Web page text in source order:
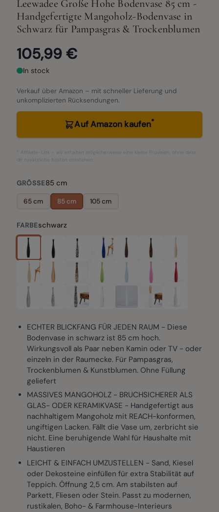
Leewadee Große Hohe Bodenvase 85 cm -
Handgefertigte Mangoholz-Bodenvase in
Schwarz für Pampasgras & Trockenblumen
105,99 €
In stock
Verkauf über Amazon – mit schneller Lieferung und
unkomplizierten Rücksendungen.
Auf Amazon kaufen*
* Affiliate-Link – wir erhalten möglicherweise eine kleine Provision, ohne dass
dir zusätzliche Kosten entstehen.
GRÖSSE85 cm
65 cm 85 cm 105 cm
FARBEschwarz
ECHTER BLICKFANG FÜR JEDEN RAUM - Diese
Bodenvase in schwarz ist 85 cm hoch.
Wirkungsvoll als Paar neben Kamin oder TV - oder
einzeln in der Raumecke. Für Pampasgras,
Trockenblumen & Kunstblumen. Ohne Füllung
geliefert
MASSIVES MANGOHOLZ - BRUCHSICHERER ALS
GLAS- ODER KERAMIKVASE - Handgefertigt aus
nachhaltigem Mangoholz mit REACH-konformen,
ungiftigen Lacken. Fällt die Vase um, zerbricht sie
nicht. Eine beruhigende Wahl für Haushalte mit
Haustieren
LEICHT & EINFACH UMZUSTELLEN - Sand, Kiesel
oder Dekosteine einfüllen für extra Stabilität auf
Teppich. Öffnung 2,5 cm. Am stabilsten auf
Parkett, Fliesen oder Stein. Passt zu modernen,
rustikalen, Boho- & Farmhouse-Interieurs